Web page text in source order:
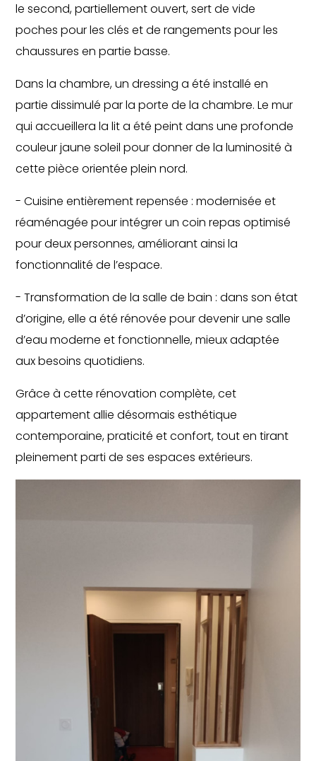
le second, partiellement ouvert, sert de vide
poches pour les clés et de rangements pour les
chaussures en partie basse.
Dans la chambre, un dressing a été installé en
partie dissimulé par la porte de la chambre. Le mur
qui accueillera la lit a été peint dans une profonde
couleur jaune soleil pour donner de la luminosité à
cette pièce orientée plein nord.
- Cuisine entièrement repensée : modernisée et
réaménagée pour intégrer un coin repas optimisé
pour deux personnes, améliorant ainsi la
fonctionnalité de l’espace.
- Transformation de la salle de bain : dans son état
d’origine, elle a été rénovée pour devenir une salle
d’eau moderne et fonctionnelle, mieux adaptée
aux besoins quotidiens.
Grâce à cette rénovation complète, cet
appartement allie désormais esthétique
contemporaine, praticité et confort, tout en tirant
pleinement parti de ses espaces extérieurs.